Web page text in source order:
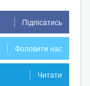
Підпісатись
Фоловити нас
Читати